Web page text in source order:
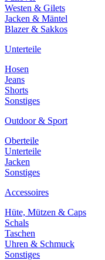
Westen & Gilets
Jacken & Mäntel
Blazer & Sakkos
Unterteile
Hosen
Jeans
Shorts
Sonstiges
Outdoor & Sport
Oberteile
Unterteile
Jacken
Sonstiges
Accessoires
Hüte, Mützen & Caps
Schals
Taschen
Uhren & Schmuck
Sonstiges